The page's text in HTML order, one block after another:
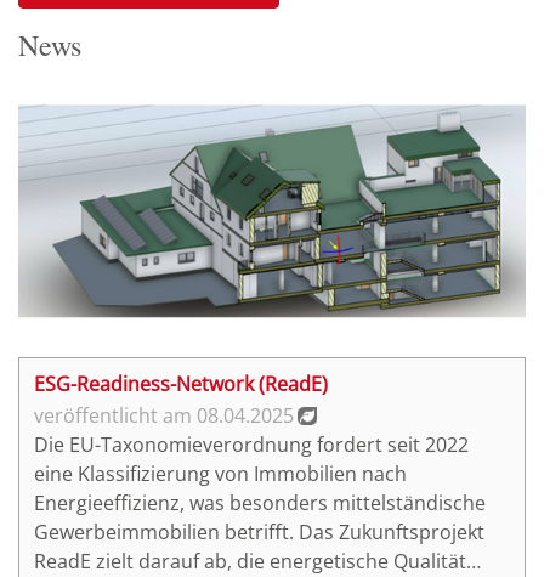
News
ESG-Readiness-Network (ReadE)
08.04.2025
Die EU-Taxonomieverordnung fordert seit 2022
eine Klassifizierung von Immobilien nach
Energieeffizienz, was besonders mittelständische
Gewerbeimmobilien betrifft. Das Zukunftsprojekt
ReadE zielt darauf ab, die energetische Qualität